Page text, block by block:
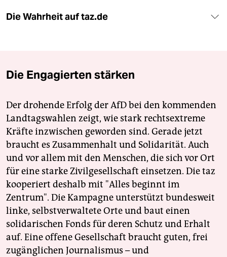
Die Wahrheit auf taz.de
Die Engagierten stärken
Der drohende Erfolg der AfD bei den kommenden
Landtagswahlen zeigt, wie stark rechtsextreme
Kräfte inzwischen geworden sind. Gerade jetzt
braucht es Zusammenhalt und Solidarität. Auch
und vor allem mit den Menschen, die sich vor Ort
für eine starke Zivilgesellschaft einsetzen. Die taz
kooperiert deshalb mit "Alles beginnt im
Zentrum". Die Kampagne unterstützt bundesweit
linke, selbstverwaltete Orte und baut einen
solidarischen Fonds für deren Schutz und Erhalt
auf. Eine offene Gesellschaft braucht guten, frei
zugänglichen Journalismus – und